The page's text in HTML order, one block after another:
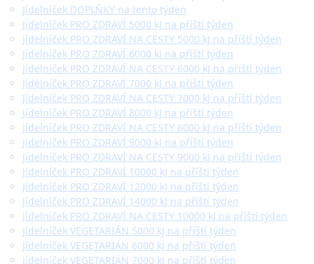
Jídelníček DOPLŇKY na tento týden
Jídelníček PRO ZDRAVÍ 5000 kJ na příští týden
Jídelníček PRO ZDRAVÍ NA CESTY 5000 kJ na příští týden
Jídelníček PRO ZDRAVÍ 6000 kJ na příští týden
Jídelníček PRO ZDRAVÍ NA CESTY 6000 kJ na příští týden
Jídelníček PRO ZDRAVÍ 7000 kJ na příští týden
Jídelníček PRO ZDRAVÍ NA CESTY 7000 kJ na příští týden
Jídelníček PRO ZDRAVÍ 8000 kJ na příští týden
Jídelníček PRO ZDRAVÍ NA CESTY 8000 kJ na příští týden
Jídelníček PRO ZDRAVÍ 9000 kJ na příští týden
Jídelníček PRO ZDRAVÍ NA CESTY 9000 kJ na příští týden
Jídelníček PRO ZDRAVÍ 10000 kJ na příští týden
Jídelníček PRO ZDRAVÍ 12000 kJ na příští týden
Jídelníček PRO ZDRAVÍ 14000 kJ na příští týden
Jídelníček PRO ZDRAVÍ NA CESTY 10000 kJ na příští týden
Jídelníček VEGETARIÁN 5000 kJ na příští týden
Jídelníček VEGETARIÁN 6000 kJ na příští týden
Jídelníček VEGETARIÁN 7000 kJ na příští týden